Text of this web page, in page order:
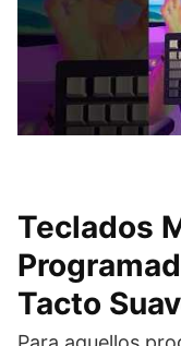
Teclados
Tacto